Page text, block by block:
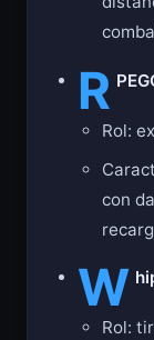
R
Rol:
con
W
Rol: